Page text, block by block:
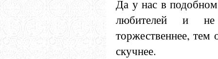
Да у нас в
любителей и
торжественнее, тем
скучнее.